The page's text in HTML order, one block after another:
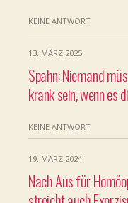
KEINE ANTWORT
13. MÄRZ 2025
Spahn: Niemand
krank sein, wenn es
KEINE ANTWORT
19. MÄRZ 2024
Nach Aus für